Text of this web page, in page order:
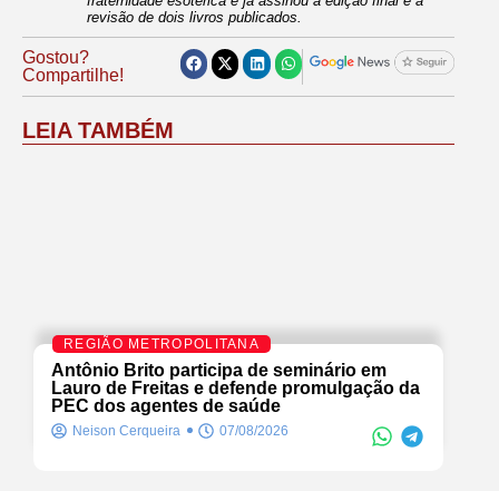
revisão de dois livros publicados.
Gostou?
Compartilhe!
LEIA TAMBÉM
REGIÃO METROPOLITANA
Antônio Brito participa de seminário em
Lauro de Freitas e defende promulgação da
PEC dos agentes de saúde
Neison Cerqueira 07/08/2026